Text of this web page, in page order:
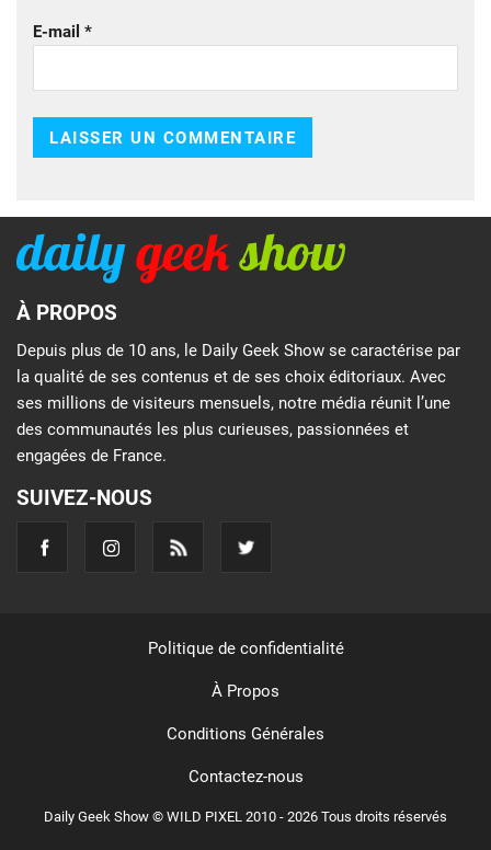
E-mail *
À PROPOS
Depuis plus de 10 ans, le Daily Geek Show se caractérise par
la qualité de ses contenus et de ses choix éditoriaux. Avec
ses millions de visiteurs mensuels, notre média réunit l’une
des communautés les plus curieuses, passionnées et
engagées de France.
SUIVEZ-NOUS
Daily Geek Show © WILD PIXEL 2010 - 2026 Tous droits réservés
Politique de confidentialité
À Propos
Conditions Générales
Contactez-nous